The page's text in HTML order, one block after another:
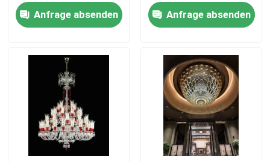
Über uns
Werksbesichtigung
Qualitätskontrolle
Anfrage absenden
Soems LED Glas
Anfrage absenden